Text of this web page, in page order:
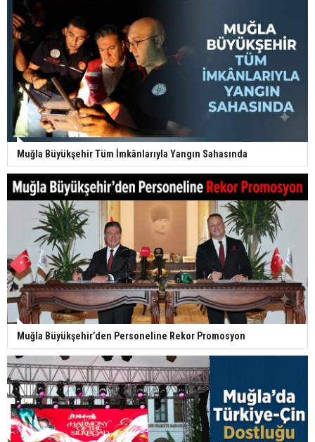
Muğla Büyükşehir Tüm İmkânlarıyla Yangın Sahasında
Muğla Büyükşehir’den Personeline Rekor Promosyon